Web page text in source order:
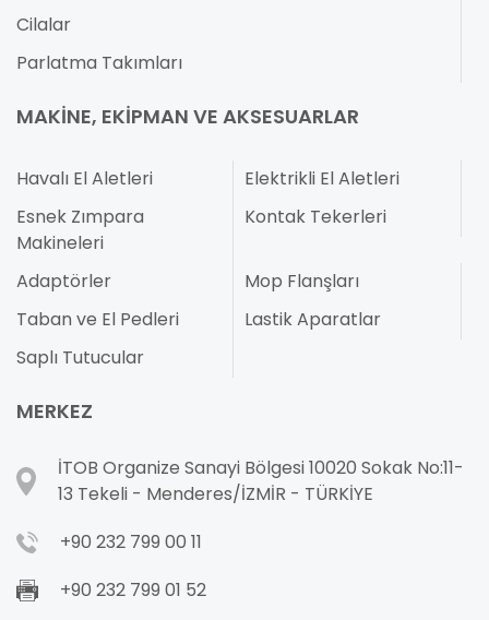
Cilalar
Parlatma Takımları
MAKINE, EKIPMAN VE AKSESUARLAR
Havalı El Aletleri
Elektrikli El Aletleri
Esnek Zımpara
Makineleri
Kontak Tekerleri
Adaptörler
Mop Flanşları
Taban ve El Pedleri
Lastik Aparatlar
Saplı Tutucular
MERKEZ
İTOB Organize Sanayi Bölgesi 10020 Sokak No:11-
13 Tekeli - Menderes/İZMİR - TÜRKİYE
+90 232 799 00 11
+90 232 799 01 52